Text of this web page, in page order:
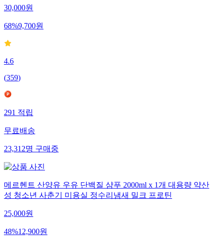
30,000원
68%9,700원
4.6
(359)
291적립
무료배송
23,312명구매중
메르헨트 산양유 우유 단백질 샴푸 2000ml x 1개 대용량 약산
성 청소년 사춘기 미용실 정수리냄새 밀크 프로틴
25,000원
48%12,900원